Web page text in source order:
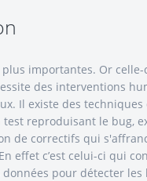
importantes. Or
des interventions
Il existe des techniques
reproduisant le bug,
de correctifs qui
effet c’est celui-ci qui
pour détecter les